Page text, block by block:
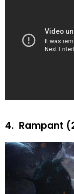
4. Rampant